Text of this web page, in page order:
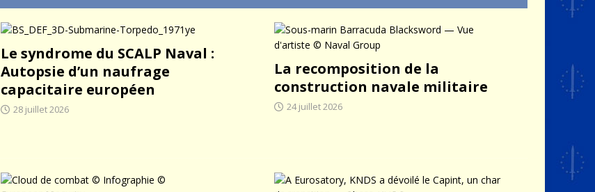
Le syndrome du SCALP Naval :
Autopsie d’un naufrage
capacitaire européen
28 juillet 2026
La recomposition de la
construction navale militaire
24 juillet 2026